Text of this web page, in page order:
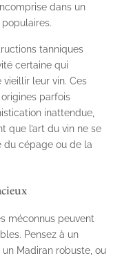
dans un
tanniques
certaine qui
leur vin. Ces
parfois
inattendue,
que l’art du vin ne se
du cépage ou de la
méconnus peuvent
Pensez à un
Madiran robuste, ou